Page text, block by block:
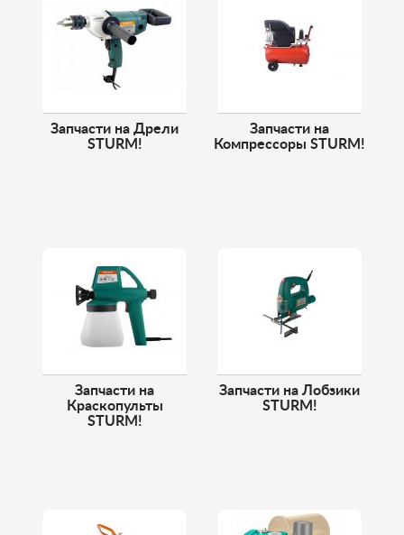
Запчасти на Дрели
STURM!
Запчасти на
Компрессоры STURM!
Запчасти на
Краскопульты
STURM!
Запчасти на Лобзики
STURM!